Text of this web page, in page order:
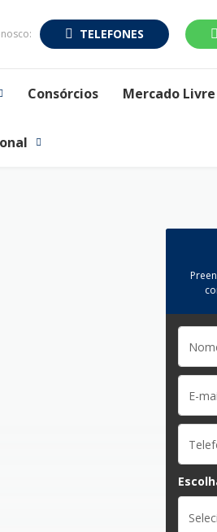
TELEFONES
Consórcios Mercado Livre